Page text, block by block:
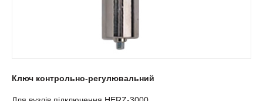
Ключ контрольно-регулювальний